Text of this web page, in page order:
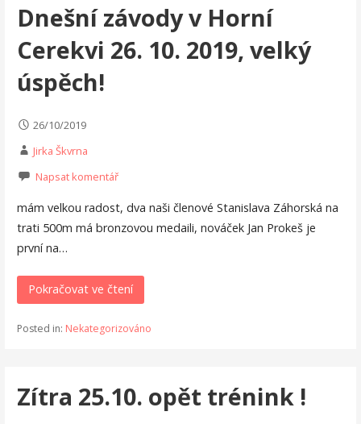
Dnešní závody v Horní
Cerekvi 26. 10. 2019, velký
úspěch!
26/10/2019
Jirka Škvrna
Napsat komentář
mám velkou radost, dva naši členové Stanislava Záhorská na
trati 500m má bronzovou medaili, nováček Jan Prokeš je
první na…
Pokračovat ve čtení
Posted in: Nekategorizováno
Zítra 25.10. opět trénink !